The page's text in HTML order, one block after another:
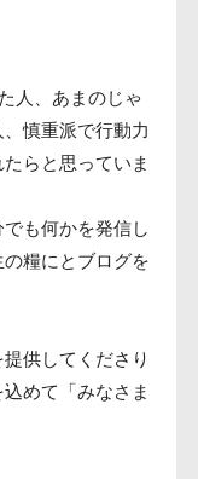
人、あまのじゃ
慎重派で行動力
らと思っていま
も何かを発信し
糧にとブログを
供してくださり
めて「みなさま